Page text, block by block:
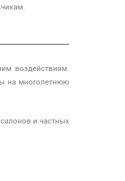
воздействиям.
на многолетнюю
и частных